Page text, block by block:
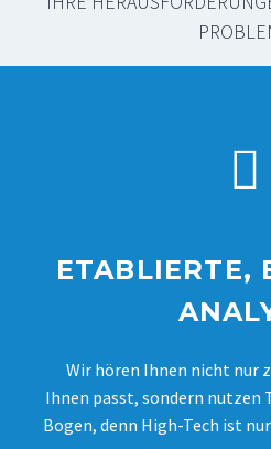
VELA
VELA


ETABLIERTE,
Wir hören Ihnen nicht nur
Ihnen passt, sondern nutzen
Bogen, denn High-Tech ist